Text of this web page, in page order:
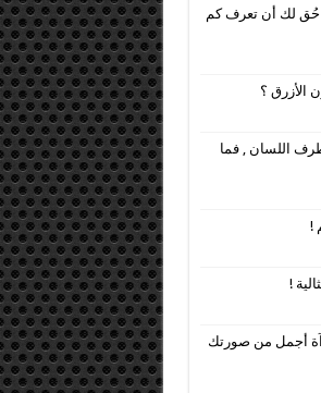
حُق لك أن تعرف كم
الأزرق ؟
اللسان , فما
!
أجمل من صورتك